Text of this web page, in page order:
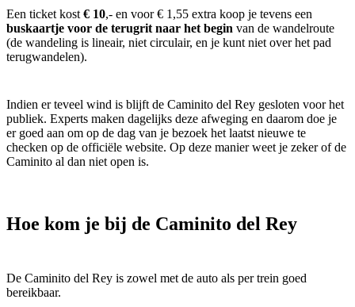
Een ticket kost € 10,- en voor € 1,55 extra koop je tevens een
buskaartje voor de terugrit naar het begin van de wandelroute
(de wandeling is lineair, niet circulair, en je kunt niet over het pad
terugwandelen).
Indien er teveel wind is blijft de Caminito del Rey gesloten voor het
publiek. Experts maken dagelijks deze afweging en daarom doe je
er goed aan om op de dag van je bezoek het laatst nieuwe te
checken op de officiële website. Op deze manier weet je zeker of de
Caminito al dan niet open is.
Hoe kom je bij de Caminito del Rey
De Caminito del Rey is zowel met de auto als per trein goed
bereikbaar.